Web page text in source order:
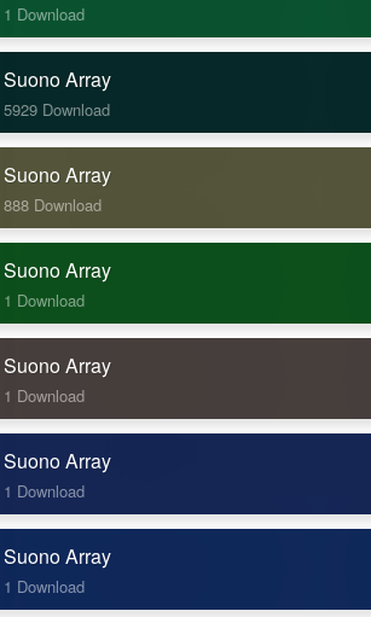
1 Download
Suono Array
5929 Download
Suono Array
888 Download
Suono Array
1 Download
Suono Array
1 Download
Suono Array
1 Download
Suono Array
1 Download